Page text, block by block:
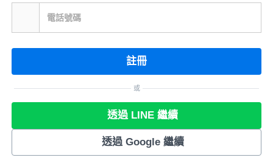
電話號碼
註冊
或
透過 LINE 繼續
透過 Google 繼續